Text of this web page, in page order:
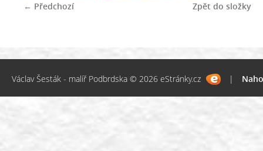
← Předchozí Zpět do složky
Václav Šesták - malíř Podbrdska © 2026 eStránky.cz |